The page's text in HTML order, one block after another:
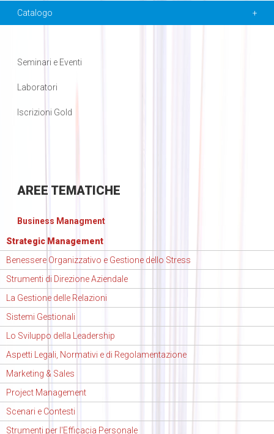
Catalogo
Seminari e Eventi
Laboratori
Iscrizioni Gold
AREE TEMATICHE
Business Managment
Strategic Management
Benessere Organizzativo e Gestione dello Stress
Strumenti di Direzione Aziendale
La Gestione delle Relazioni
Sistemi Gestionali
Lo Sviluppo della Leadership
Aspetti Legali, Normativi e di Regolamentazione
Marketing & Sales
Project Management
Scenari e Contesti
Strumenti per l'Efficacia Personale